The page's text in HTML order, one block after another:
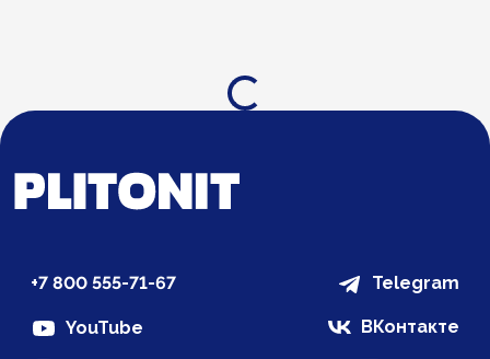
Загрузка...
+7 800 555-71-67 Telegram
YouTube ВКонтакте